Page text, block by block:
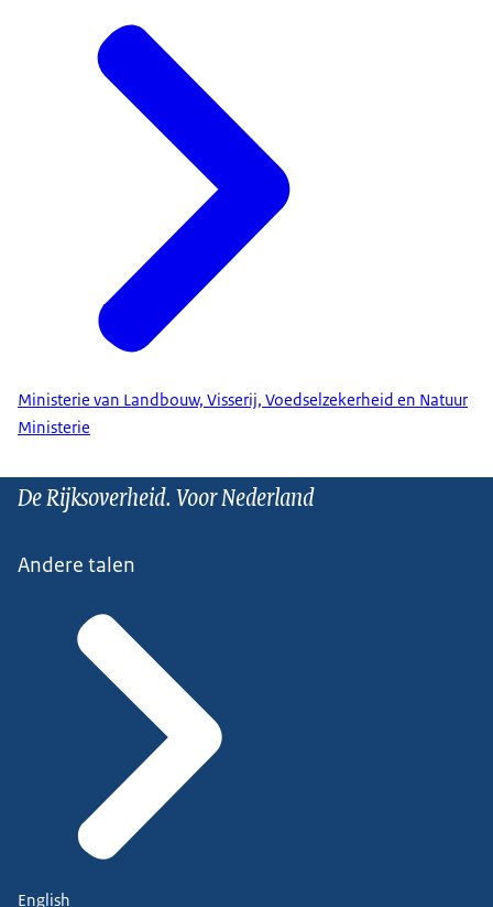
Ministerie van Landbouw, Visserij, Voedselzekerheid en Natuur
Ministerie
De Rijksoverheid. Voor Nederland
Andere talen
English